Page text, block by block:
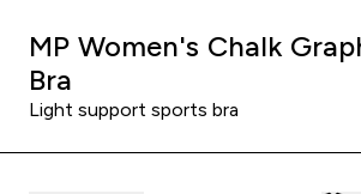
MP Women's Chalk
Bra
Light support sports bra